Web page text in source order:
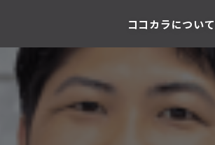
ココカラについて